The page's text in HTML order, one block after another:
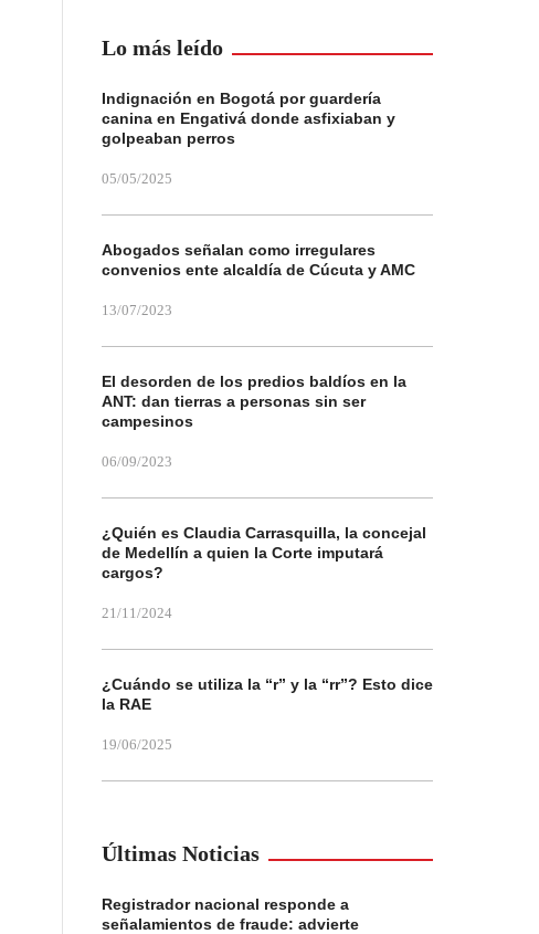
Lo más leído
Indignación en Bogotá por guardería
canina en Engativá donde asfixiaban y
golpeaban perros
05/05/2025
Abogados señalan como irregulares
convenios ente alcaldía de Cúcuta y AMC
13/07/2023
El desorden de los predios baldíos en la
ANT: dan tierras a personas sin ser
campesinos
06/09/2023
¿Quién es Claudia Carrasquilla, la concejal
de Medellín a quien la Corte imputará
cargos?
21/11/2024
¿Cuándo se utiliza la “r” y la “rr”? Esto dice
la RAE
19/06/2025
Últimas Noticias
Registrador nacional responde a
señalamientos de fraude: advierte